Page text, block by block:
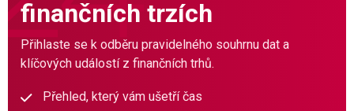
finančních trzích
Přihlaste se k odběru pravidelného souhrnu dat a
klíčových událostí z finančních trhů.
Přehled, který vám ušetří čas